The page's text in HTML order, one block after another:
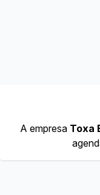
A empresa Toxa